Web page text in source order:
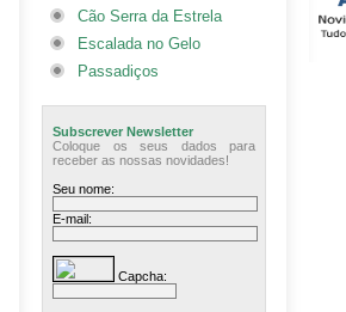
Cão Serra da Estrela
Escalada no Gelo
Passadiços
Subscrever Newsletter
Coloque os seus dados para
receber as nossas novidades!
Seu nome:
E-mail:
Capcha: